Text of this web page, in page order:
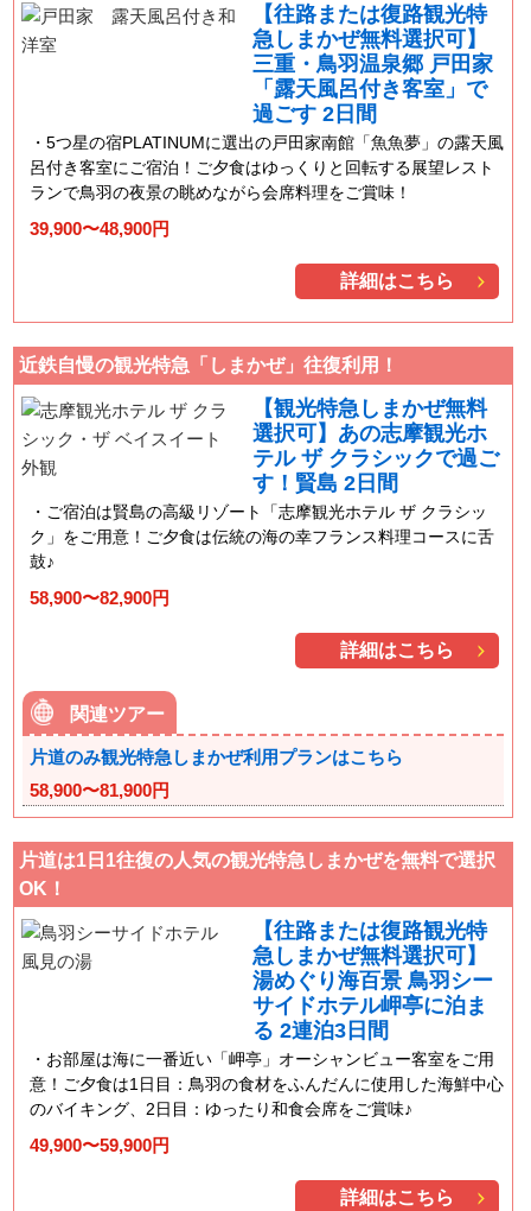
【往路または復路観光特
急しまかぜ無料選択可】
三重・鳥羽温泉郷 戸田家
「露天風呂付き客室」で
過ごす 2日間
5つ星の宿PLATINUMに選出の戸田家南館「魚魚夢」の露天風
呂付き客室にご宿泊！ご夕食はゆっくりと回転する展望レスト
ランで鳥羽の夜景の眺めながら会席料理をご賞味！
39,900〜48,900円
詳細はこちら
近鉄自慢の観光特急「しまかぜ」往復利用！
【観光特急しまかぜ無料
選択可】あの志摩観光ホ
テル ザ クラシックで過ご
す！賢島 2日間
ご宿泊は賢島の高級リゾート「志摩観光ホテル ザ クラシッ
ク」をご用意！ご夕食は伝統の海の幸フランス料理コースに舌
鼓♪
58,900〜82,900円
詳細はこちら
関連ツアー
片道のみ観光特急しまかぜ利用プランはこちら
58,900〜81,900円
片道は1日1往復の人気の観光特急しまかぜを無料で選択
OK！
【往路または復路観光特
急しまかぜ無料選択可】
湯めぐり海百景 鳥羽シー
サイドホテル岬亭に泊ま
る 2連泊3日間
お部屋は海に一番近い「岬亭」オーシャンビュー客室をご用
意！ご夕食は1日目：鳥羽の食材をふんだんに使用した海鮮中心
のバイキング、2日目：ゆったり和食会席をご賞味♪
49,900〜59,900円
詳細はこちら